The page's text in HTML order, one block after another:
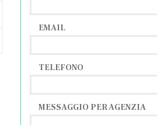
EMAIL
TELEFONO
MESSAGGIO PER AGENZIA